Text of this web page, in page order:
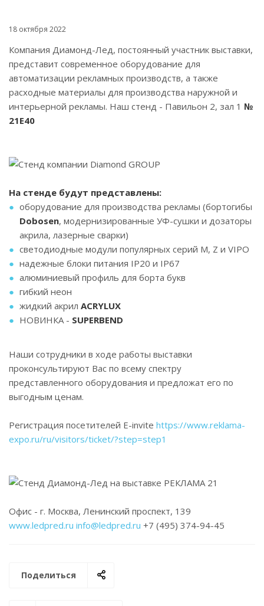
18 октября 2022
Компания Диамонд-Лед, постоянный участник выставки,
представит современное оборудование для
автоматизации рекламных производств, а также
расходные материалы для производства наружной и
интерьерной рекламы. Наш стенд - Павильон 2, зал 1 №
21Е40
На стенде будут представлены:
оборудование для производства рекламы (бортогибы
Dobosen, модернизированные УФ-сушки и дозаторы
акрила, лазерные сварки)
светодиодные модули популярных серий М, Z и VIPO
надежные блоки питания IP20 и IP67
алюминиевый профиль для борта букв
гибкий неон
жидкий акрил ACRYLUX
НОВИНКА - SUPERBEND
Наши сотрудники в ходе работы выставки
проконсультируют Вас по всему спектру
представленного оборудования и предложат его по
выгодным ценам.
Регистрация посетителей E-invite https://www.reklama-
expo.ru/ru/visitors/ticket/?step=step1
Офис - г. Москва, Ленинский проспект, 139
www.ledpred.ru info@ledpred.ru +7 (495) 374-94-45
Поделиться